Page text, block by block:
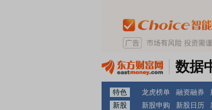
数据
特色 龙虎榜单 融资融券
新股
新股申购 新股日历